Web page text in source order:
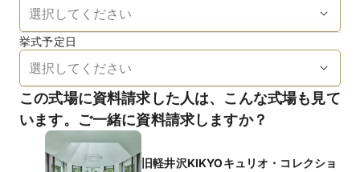
挙式予定日
この式場に資料請求した人は、こんな式場も見て
います。ご一緒に資料請求しますか？
旧軽井沢KIKYOキュリオ・コレクショ